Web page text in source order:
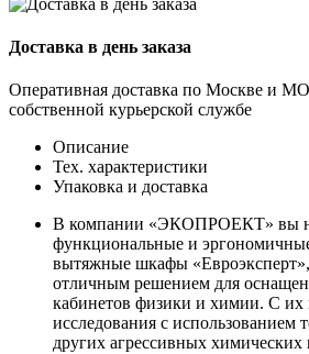
Доставка в день заказа
Оперативная доставка по Москве и МО
собственной курьерской службе
Описание
Тех. характеристики
Упаковка и доставка
В компании «ЭКОПРОЕКТ» вы
функциональные и
вытяжные шкафы «Евроэксперт»,
отличным решением для
кабинетов физики и химии. С
исследования с использованием
других агрессивных химических